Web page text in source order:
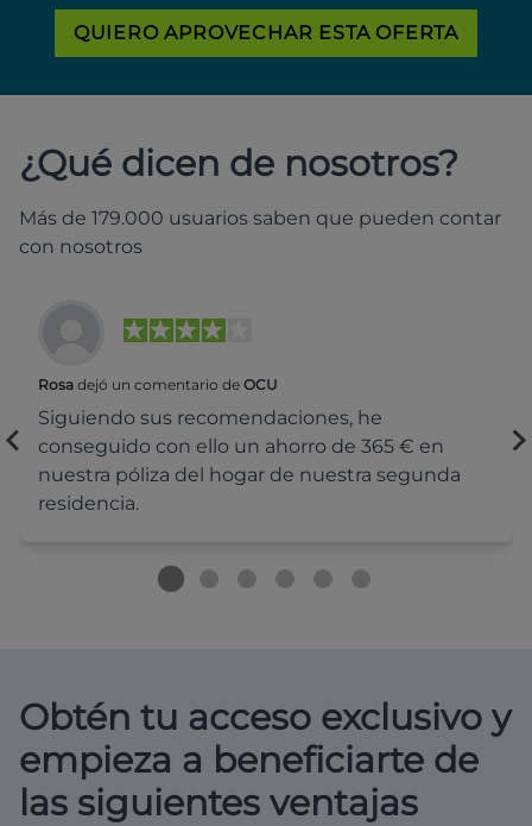
QUIERO APROVECHAR ESTA OFERTA
¿Qué dicen de nosotros?
Más de 179.000 usuarios saben que pueden contar
con nosotros
Rosa dejó un comentario de OCU
Siguiendo sus recomendaciones, he
conseguido con ello un ahorro de 365 € en
nuestra póliza del hogar de nuestra segunda
residencia.
Obtén tu acceso exclusivo y
empieza a beneficiarte de
las siguientes ventajas